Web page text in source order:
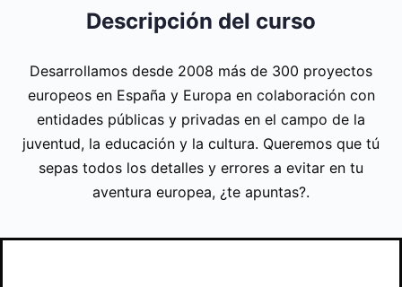
Descripción del curso
Desarrollamos desde 2008 más de 300 proyectos
europeos en España y Europa en colaboración con
entidades públicas y privadas en el campo de la
juventud, la educación y la cultura. Queremos que tú
sepas todos los detalles y errores a evitar en tu
aventura europea, ¿te apuntas?.